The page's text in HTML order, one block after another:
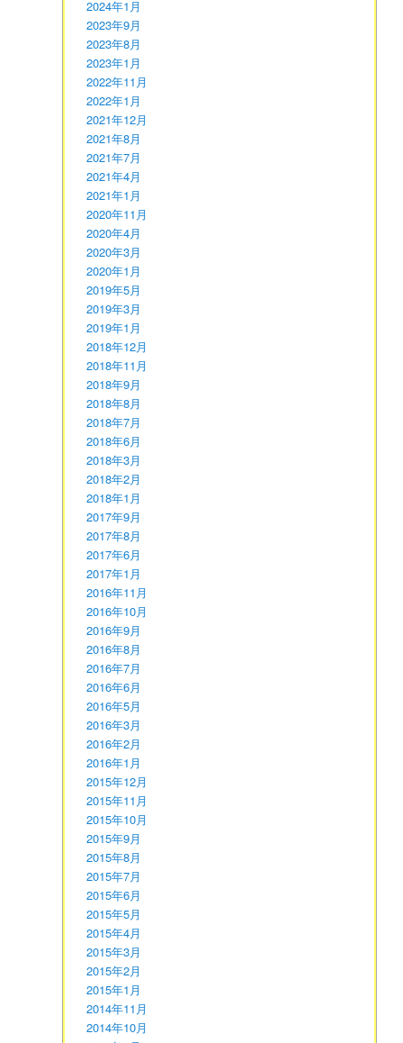
2024年1月
2023年9月
2023年8月
2023年1月
2022年11月
2022年1月
2021年12月
2021年8月
2021年7月
2021年4月
2021年1月
2020年11月
2020年4月
2020年3月
2020年1月
2019年5月
2019年3月
2019年1月
2018年12月
2018年11月
2018年9月
2018年8月
2018年7月
2018年6月
2018年3月
2018年2月
2018年1月
2017年9月
2017年8月
2017年6月
2017年1月
2016年11月
2016年10月
2016年9月
2016年8月
2016年7月
2016年6月
2016年5月
2016年3月
2016年2月
2016年1月
2015年12月
2015年11月
2015年10月
2015年9月
2015年8月
2015年7月
2015年6月
2015年5月
2015年4月
2015年3月
2015年2月
2015年1月
2014年11月
2014年10月